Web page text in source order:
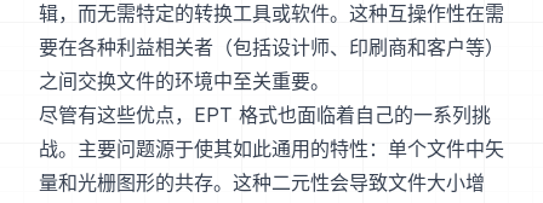
辑，而无需特定的转换工具或软件。这种互操作性在需
要在各种利益相关者（包括设计师、印刷商和客户等）
之间交换文件的环境中至关重要。
尽管有这些优点，EPT 格式也面临着自己的一系列挑
战。主要问题源于使其如此通用的特性：单个文件中矢
量和光栅图形的共存。这种二元性会导致文件大小增